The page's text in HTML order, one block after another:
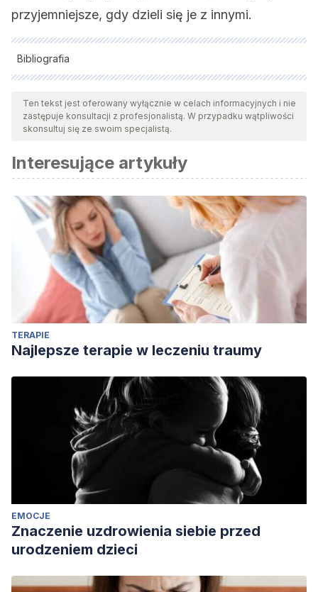
przyjemniejsze, gdy dzieli się je z innymi.
Bibliografia
Wszystkie cytowane źródła zostały gruntownie
przeanalizowane przez nasz zespół w celu zapewnienia ich
jakości, wiarygodności, aktualności i ważności. Bibliografia
względem naukowym lub akademickim.
Bryant, G. A. B. (2016, 11 abril). Detecting affiliation in
colaughter across 24 societies.PNAS.
https://doi.org/10.1073/pnas.1524993113
Jáuregui, E. J. (2003). La Comedia Humana. Una nueva
teoría psicológica de la risa y el humor.Dialnet
, 563-583.
https://dialnet.unirioja.es/servlet/articulo?codigo=809862
Ten tekst jest oferowany wyłącznie w celach informacyjnych i nie
zastępuje konsultacji z profesjonalistą. W przypadku wątpliwości
skonsultuj się ze swoim specjalistą.
Interesujące artykuły
TERAPIE
Najlepsze terapie w leczeniu traumy
EMOCJE
Znaczenie uzdrowienia siebie przed
urodzeniem dzieci